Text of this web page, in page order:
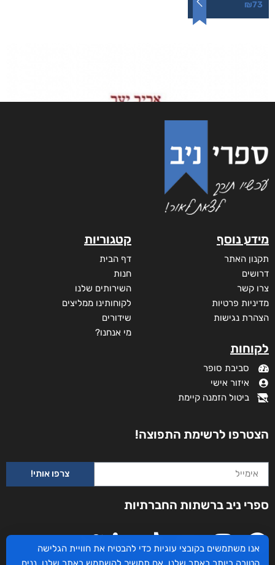
₪73
היסטוריה פרטית
₪35
₪35
מידע נוסף
תקנון האתר
דרושים
צרו קשר
מדיניות פרטיות
הצהרת נגישות
לקוחות
סביבת סופר
איזור אישי
ביטול הזמנה קיימת
קטגוריות
דף הבית
חנות
השירותים שלנו
לקוחותינו ממליצים
שידורים
מי אנחנו?
הצטרפו לרשימת התפוצה!
צרפו אותי!
ספרי ניב ברשתות החברתיות
אנו משתמשים בקובצי עוגיות כדי להבטיח את חוויית הגלישה